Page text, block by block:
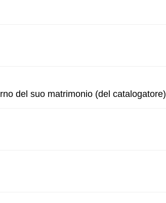
del suo matrimonio (del catalogatore)